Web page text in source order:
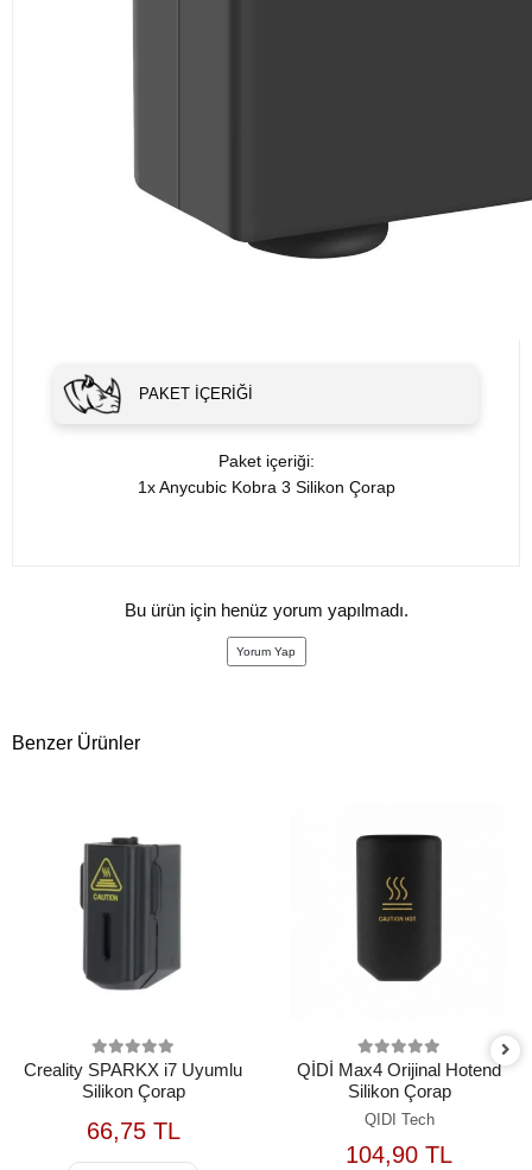
PAKET İÇERIĞI
Paket içeriği:
1x Anycubic Kobra 3 Silikon Çorap
Bu ürün için henüz yorum yapılmadı.
Yorum Yap
Benzer Ürünler
Creality SPARKX i7 Uyumlu
Silikon Çorap
66,75 TL
QİDİ Max4 Orijinal Hotend
Silikon Çorap
QIDI Tech
104,90 TL